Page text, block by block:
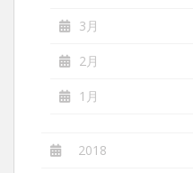
3月
2月
1月
2018